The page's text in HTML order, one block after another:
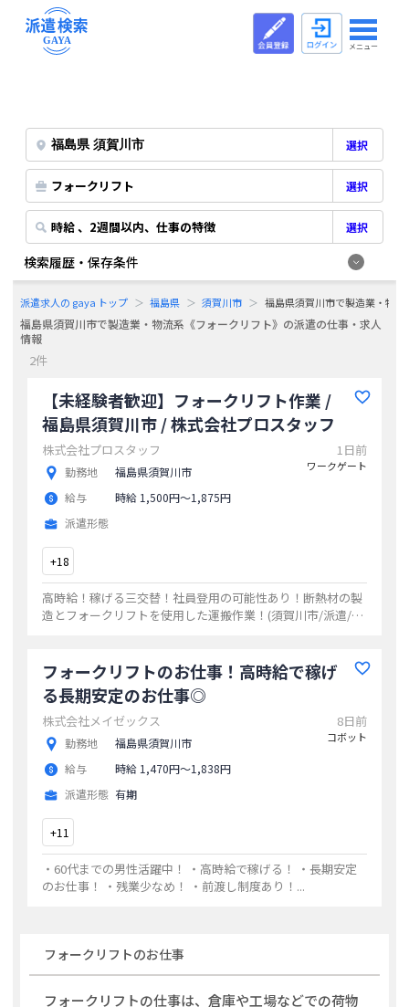
メニュー
選択
フォークリフト 選択
時給 、2週間以内、仕事の特徴 選択
検索履歴・保存条件
派遣求人の gaya トップ 福島県 須賀川市 福島県須賀川市で製造業・物
福島県須賀川市で製造業・物流系《フォークリフト》の派遣の仕事・求人
情報
2件
【未経験者歓迎】フォークリフト作業 /
福島県須賀川市 / 株式会社プロスタッフ
株式会社プロスタッフ
勤務地
福島県須賀川市
給与
時給 1,500円〜1,875円
派遣形態
1日前
ワークゲート
+18
高時給！稼げる三交替！社員登用の可能性あり！断熱材の製
造とフォークリフトを使用した運搬作業！(須賀川市/派遣/時
フォークリフトのお仕事！高時給で稼げ
る長期安定のお仕事◎
株式会社メイゼックス
勤務地
福島県須賀川市
給与
時給 1,470円〜1,838円
派遣形態 有期
8日前
コボット
+11
・60代までの男性活躍中！ ・高時給で稼げる！ ・長期安定
のお仕事！ ・残業少なめ！ ・前渡し制度あり！ ...
フォークリフトのお仕事
フォークリフトの仕事は、倉庫や工場などでの荷物